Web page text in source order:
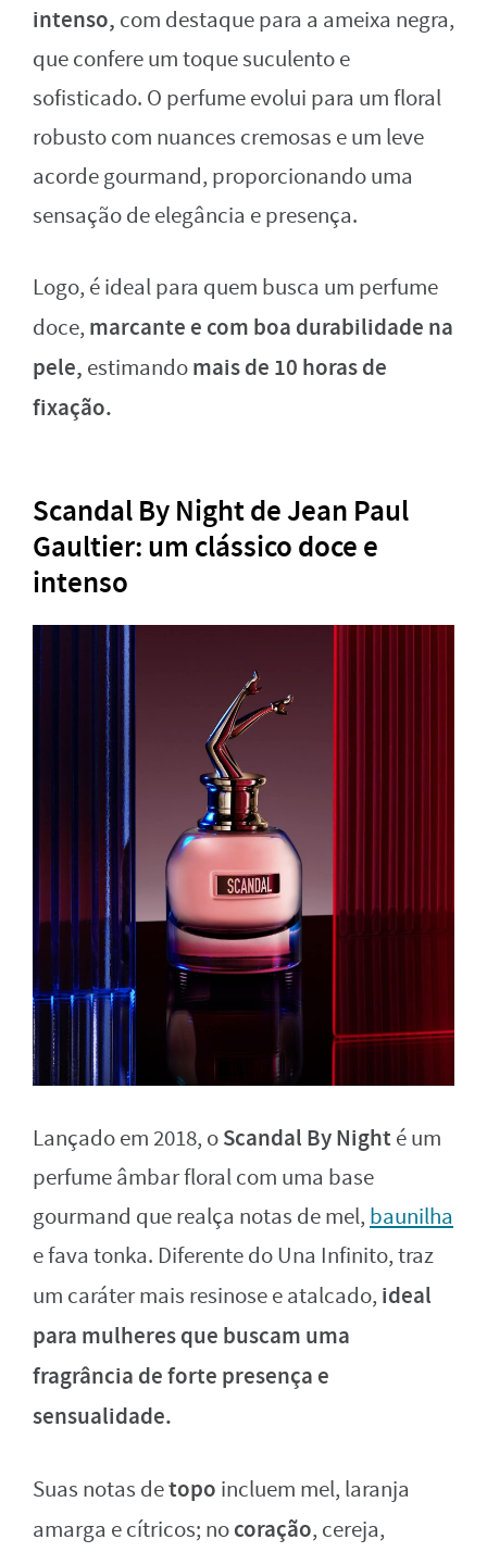
intenso, com destaque para a ameixa negra,
que confere um toque suculento e
sofisticado. O perfume evolui para um floral
robusto com nuances cremosas e um leve
acorde gourmand, proporcionando uma
sensação de elegância e presença.
Logo, é ideal para quem busca um perfume
doce, marcante e com boa durabilidade na
pele, estimandomais de 10 horas de
fixação.
Scandal By Night de Jean Paul
Gaultier: um clássico doce e
intenso
Lançado em 2018, oScandal By Night é um
perfume âmbar floral com uma base
gourmand que realça notas de mel, baunilha
e fava tonka. Diferente do Una Infinito, traz
um caráter mais resinose e atalcado, ideal
para mulheres que buscam uma
fragrância de forte presença e
sensualidade.
Suas notas detopo incluem mel, laranja
amarga e cítricos; nocoração, cereja,